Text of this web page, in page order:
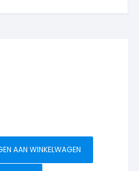
AAN WINKELWAGEN